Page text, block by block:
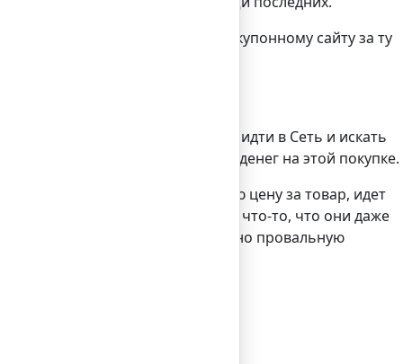
переплачиваешь стороннему купонному сайту за ту
сейчас все уже научились идти в Сеть и искать
что сэкономили немного денег на этой покупке.
собирался заплатить полную цену за товар, идет
комиссионных отчислений – за что-то, что они даже
Почему-то, однако, эту очевидно провальную
день.